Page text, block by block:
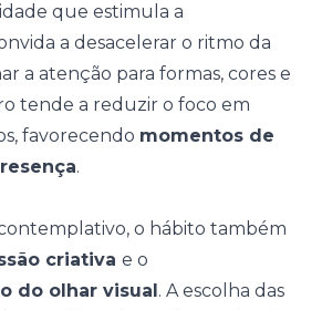
que estimula a
a desacelerar o ritmo da
a atenção para formas, cores e
tende a reduzir o foco em
favorecendo momentos de
.
o hábito também
criativa e o
do olhar visual. A escolha das